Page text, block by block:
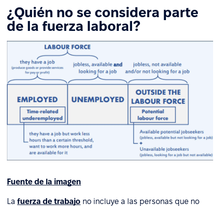
¿Quién no se considera parte
de la fuerza laboral?
Fuente de la imagen
La fuerza de trabajo no incluye a las personas que no